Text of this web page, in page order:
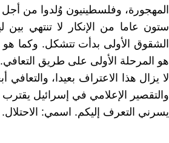
المهجورة، وفلسطينيون وُلدوا من أجل
ستون عاما من الإنكار لا تنتهي بين
الشقوق الأولى بدأت تتشكل. وكما
هو المرحلة الأولى على طريق التعافي.
لا يزال هذا الاعتراف بعيدا،
والتقصير الإعلامي في إسرائيل يقترب
يسرني التعرف إليكم. اسمي: الاحتلال.